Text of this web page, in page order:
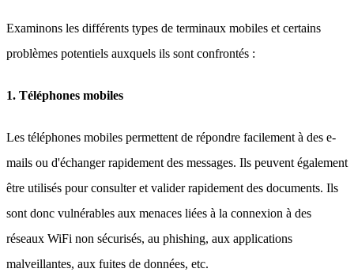
Examinons les différents types de terminaux mobiles et certains
problèmes potentiels auxquels ils sont confrontés :
1. Téléphones mobiles
Les téléphones mobiles permettent de répondre facilement à des e-
mails ou d'échanger rapidement des messages. Ils peuvent également
être utilisés pour consulter et valider rapidement des documents. Ils
sont donc vulnérables aux menaces liées à la connexion à des
réseaux WiFi non sécurisés, au phishing, aux applications
malveillantes, aux fuites de données, etc.